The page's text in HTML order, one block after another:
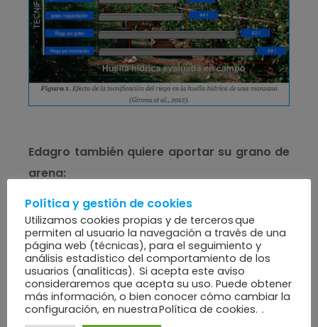
Edagro también quiere aportar su grano de
arena:
DesdeEdagro, conscientes de la causa,
llevamos un tiempo desarrollando una
herramienta capaz de apoyar esa
optimización del uso del agua y mejorar el
desarrollo de tu cultivo de una forma mucho
más sostenible.
Política y gestión de cookies
Utilizamos cookies propias y de terceros que
permiten al usuario la navegación a través de una
página web (técnicas), para el seguimiento y
análisis estadístico del comportamiento de los
usuarios (analíticas). Si acepta este aviso
consideraremos que acepta su uso. Puede obtener
más información, o bien conocer cómo cambiar la
configuración, en nuestra Política de cookies. .